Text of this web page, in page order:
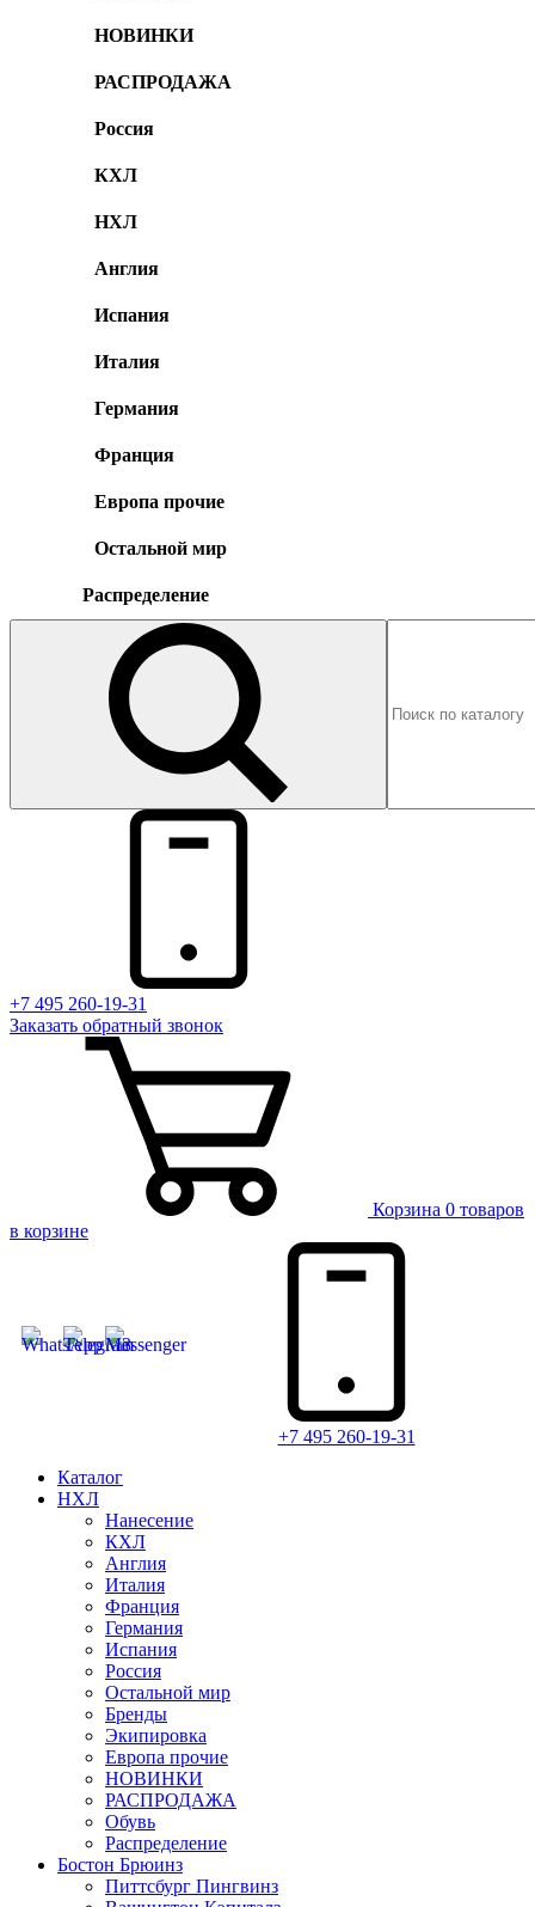
НОВИНКИ
РАСПРОДАЖА
Россия
КХЛ
НХЛ
Англия
Испания
Италия
Германия
Франция
Европа прочие
Остальной мир
Распределение
+7 495 260-19-31
Заказать обратный звонок
Корзина 0 товаров
в корзине
+7 495 260-19-31
Каталог
НХЛ
Нанесение
КХЛ
Англия
Италия
Франция
Германия
Испания
Россия
Остальной мир
Бренды
Экипировка
Европа прочие
НОВИНКИ
РАСПРОДАЖА
Обувь
Распределение
Бостон Брюинз
Питтсбург Пингвинз